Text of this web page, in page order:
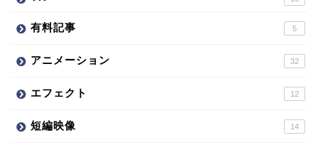
有料記事 5
アニメーション 32
エフェクト 12
短編映像 14